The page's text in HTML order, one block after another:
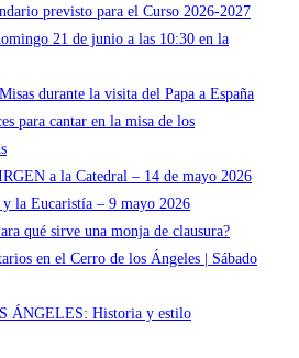
previsto para el Curso 2026-2027
21 de junio a las 10:30 en la
durante la visita del Papa a España
para cantar en la misa de los
a la Catedral – 14 de mayo 2026
y la Eucaristía – 9 mayo 2026
qué sirve una monja de clausura?
en el Cerro de los Ángeles | Sábado
ÁNGELES: Historia y estilo